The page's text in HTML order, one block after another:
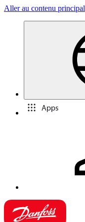
Aller au contenu principal
Apps